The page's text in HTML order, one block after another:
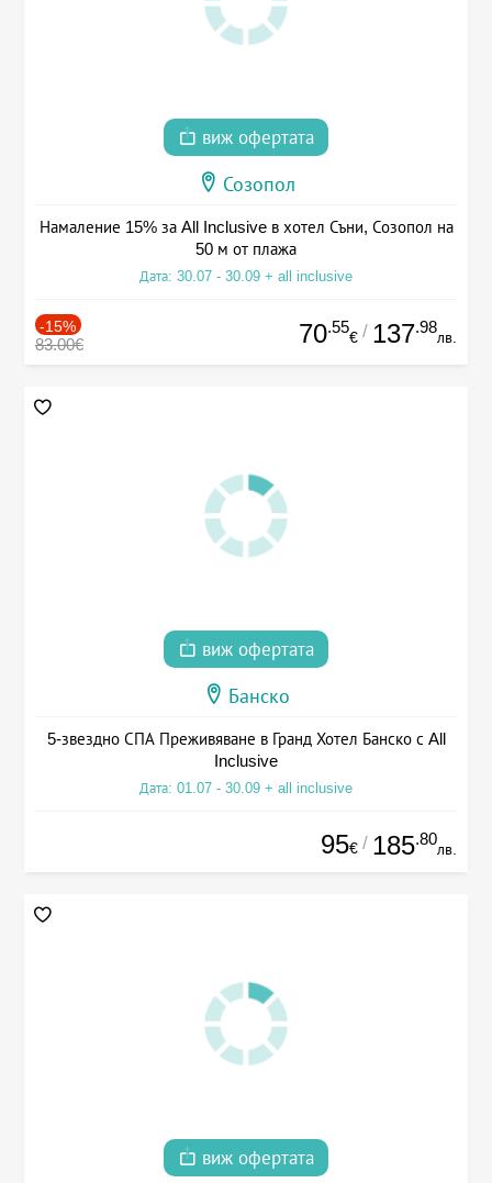
виж офертата
Созопол
Намаление 15% за All Inclusive в хотел Съни, Созопол на
50 м от плажа
Дата: 30.07 - 30.09 + all inclusive
-15%
83.00€ 70.55
€ / 137.98
лв.
виж офертата
Банско
5-звездно СПА Преживяване в Гранд Хотел Банско с All
Inclusive
Дата: 01.07 - 30.09 + all inclusive
95€ / 185.80
лв.
виж офертата